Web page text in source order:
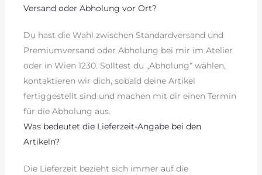
Versand oder Abholung vor Ort?
Du hast die Wahl zwischen Standardversand und
Premiumversand oder Abholung bei mir im Atelier
oder in Wien 1230. Solltest du „Abholung“ wählen,
kontaktieren wir dich, sobald deine Artikel
fertiggestellt sind und machen mit dir einen Termin
für die Abholung aus.
Was bedeutet die Lieferzeit-Angabe bei den
Artikeln?
Die Lieferzeit bezieht sich immer auf die